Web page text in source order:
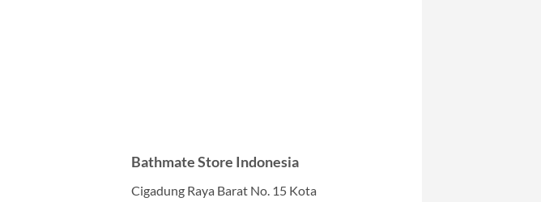
Bathmate Store Indonesia
Cigadung Raya Barat No. 15 Kota